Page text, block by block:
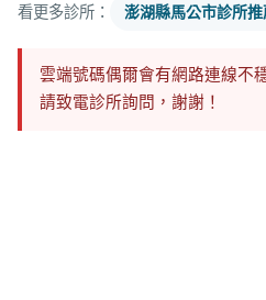
看更多診所： 澎湖縣馬公市診所推
雲端號碼偶爾會有網路連線不
請致電診所詢問，謝謝！